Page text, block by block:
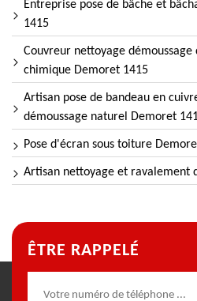
Entreprise pose de bâche et
1415
Couvreur nettoyage
chimique Demoret 1415
Artisan pose de bandeau en
démoussage naturel Demoret
Pose d'écran sous toiture
Artisan nettoyage et ravalement
ÊTRE RAPPELÉ